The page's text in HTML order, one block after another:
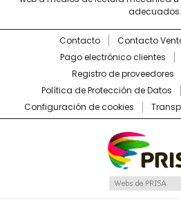
adecuados.
Contacto Contacto
Pago electrónico clientes
Registro de proveedores
Política de Protección de Datos
Configuración de cookies